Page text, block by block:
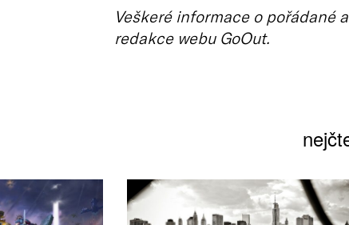
Veškeré informace o pořádané
redakce webu GoOut.